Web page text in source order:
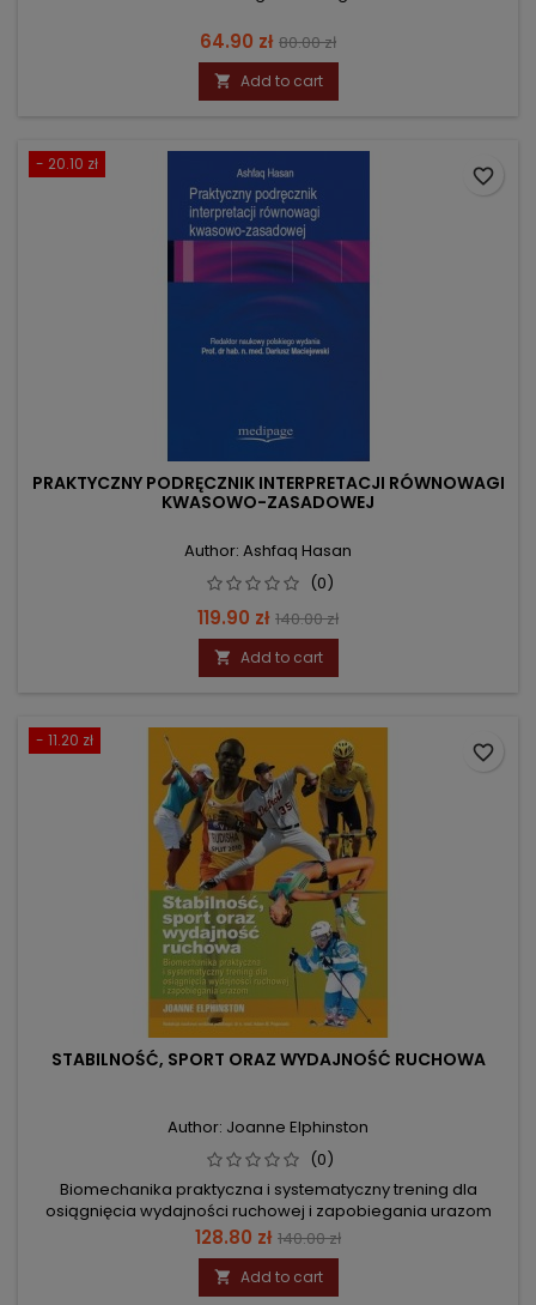
Price
64.90 zł Regular
price
80.00 zł
 Add to cart
- 20.10 zł
PRAKTYCZNY PODRĘCZNIK INTERPRETACJI RÓWNOWAGI
KWASOWO-ZASADOWEJ
Author: Ashfaq Hasan
(0)
Price
119.90 zł Regular
price
140.00 zł
 Add to cart
favorite_border
- 11.20 zł
STABILNOŚĆ, SPORT ORAZ WYDAJNOŚĆ RUCHOWA
Author: Joanne Elphinston
(0)
Biomechanika praktyczna i systematyczny trening dla
osiągnięcia wydajności ruchowej i zapobiegania urazom
Price
128.80 zł Regular
price
140.00 zł
 Add to cart
favorite_border